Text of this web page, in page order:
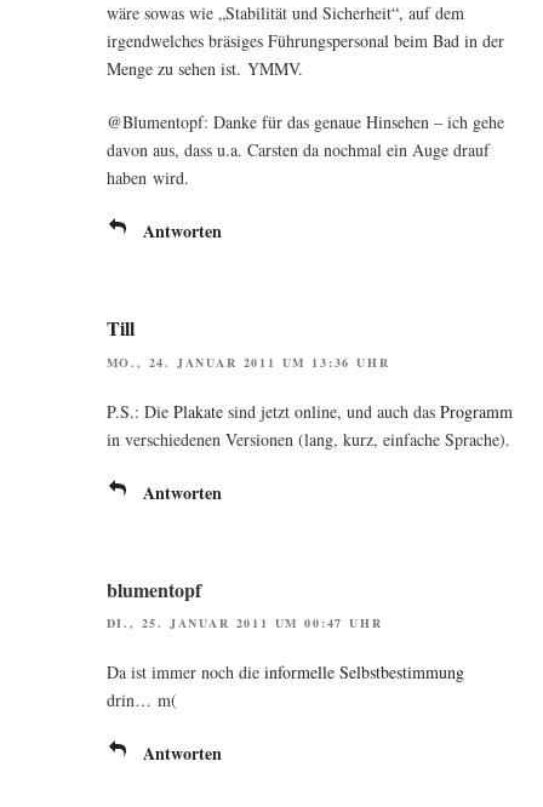
wäre sowas wie „Sta­bi­li­tät und Sicher­heit“, auf dem
irgend­wel­ches brä­si­ges Füh­rungs­per­so­nal beim Bad in der
Men­ge zu sehen ist. YMMV.
@Blumentopf: Dan­ke für das genaue Hin­se­hen – ich gehe
davon aus, dass u.a. Cars­ten da noch­mal ein Auge drauf
haben wird.
Antworten
Till
MO., 24. JANUAR 2011 UM 13:36 UHR
P.S.: Die Pla­ka­tesind jetzt online, und auch das Pro­gramm
in ver­schie­de­nen Ver­sio­nen (lang, kurz, ein­fa­che Sprache).
Antworten
blumentopf
DI., 25. JANUAR 2011 UM 00:47 UHR
Da ist immer noch die infor­mel­le Selbst­be­stim­mung
drin… m(
Antworten